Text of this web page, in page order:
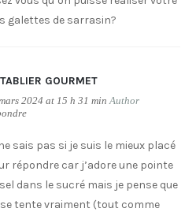
galettes de sarrasin?
GOURMET
2024 at 15 h 31 min Author
sais pas si je suis le mieux placé
répondre car j’adore une pointe
dans le sucré mais je pense que
tente vraiment (tout comme